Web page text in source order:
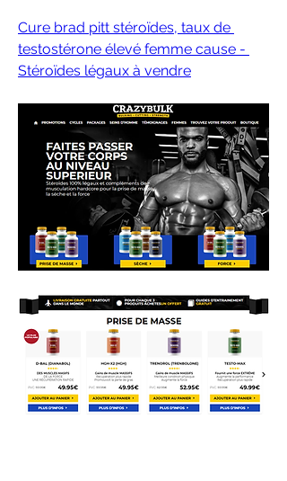
Cure brad pitt stéroïdes, taux de
testostérone élevé femme cause -
Stéroïdes légaux à vendre